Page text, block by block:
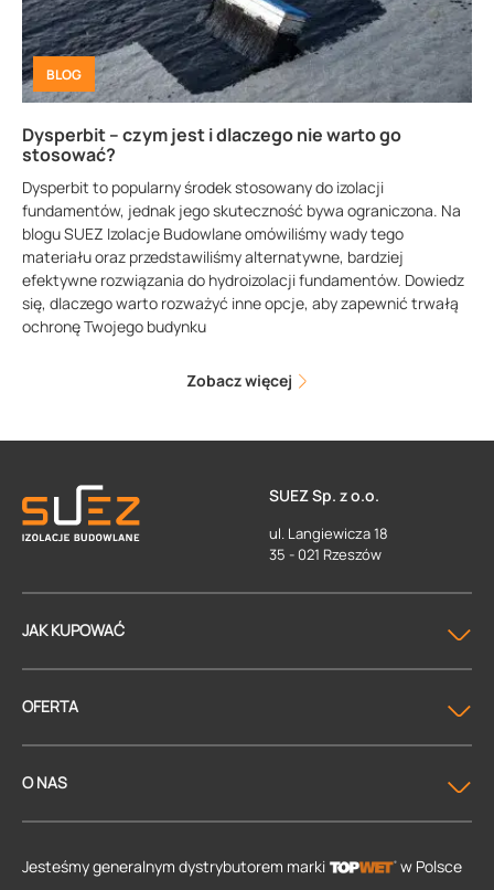
BLOG
Dysperbit – czym jest i dlaczego nie warto go
stosować?
Dysperbit to popularny środek stosowany do izolacji
fundamentów, jednak jego skuteczność bywa ograniczona. Na
blogu SUEZ Izolacje Budowlane omówiliśmy wady tego
materiału oraz przedstawiliśmy alternatywne, bardziej
efektywne rozwiązania do hydroizolacji fundamentów. Dowiedz
się, dlaczego warto rozważyć inne opcje, aby zapewnić trwałą
ochronę Twojego budynku
Zobacz więcej
SUEZ Sp. z o.o.
ul. Langiewicza 18
35 - 021 Rzeszów
JAK KUPOWAĆ
OFERTA
O NAS
Jesteśmy generalnym dystrybutorem marki w Polsce